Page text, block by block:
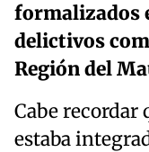
formalizados
delictivos
Región del
Cabe recordar
estaba